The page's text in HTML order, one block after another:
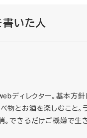
いた人
ディレクター。基本方針
物とお酒を楽しむこと。
。できるだけご機嫌で生